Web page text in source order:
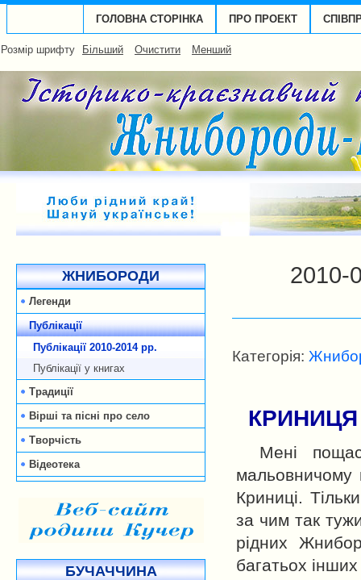
ГОЛОВНА СТОРІНКА ПРО ПРОЕКТ
Розмір шрифту Більший Очистити Менший
ЖНИБОРОДИ
Легенди
Публікації
Публікації 2010-2014 рp.
Публікації у книгах
Традиції
Вірші та пісні про село
Творчість
Відеотека
БУЧАЧЧИНА
Категорія:
Мені
мальовничому
Криниці.
за чим так
рідних
багатьох